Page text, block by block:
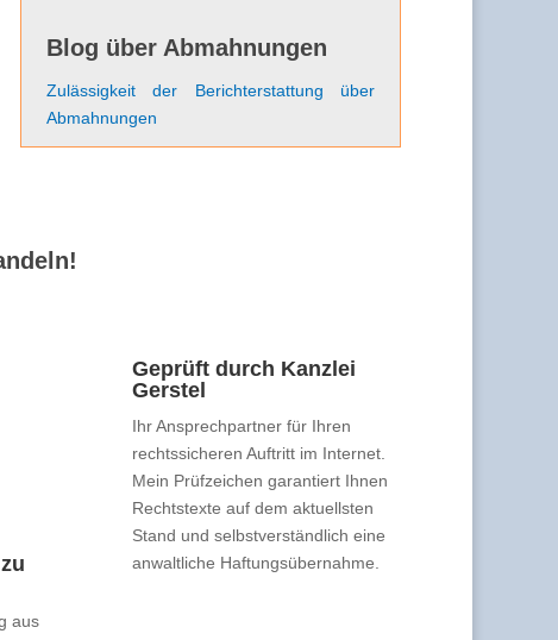
Blog über Abmahnungen
Zulässigkeit der Berichterstattung über
Abmahnungen
aus
Geprüft durch Kanzlei
Gerstel
Ihr Ansprechpartner für Ihren
rechtssicheren Auftritt im Internet.
Mein Prüfzeichen garantiert Ihnen
Rechtstexte auf dem aktuellsten
Stand und selbstverständlich eine
anwaltliche Haftungsübernahme.